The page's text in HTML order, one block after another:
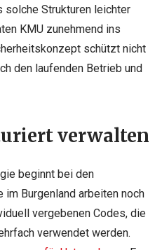
Strukturen leichter
KMU zunehmend ins
schützt nicht
den laufenden Betrieb und
verwalten
beginnt bei den
Burgenland arbeiten noch
vergebenen Codes, die
verwendet werden.